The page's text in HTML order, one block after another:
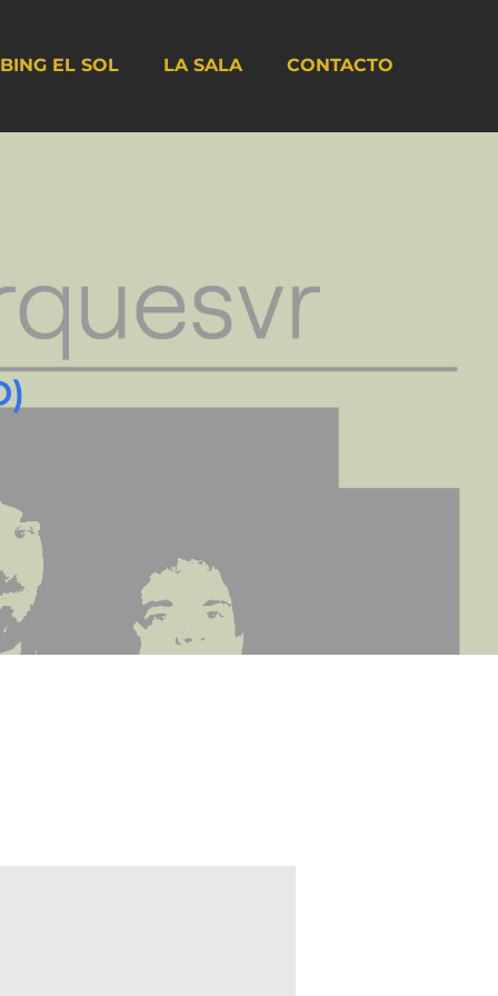
EL SOL LA SALA CONTACTO